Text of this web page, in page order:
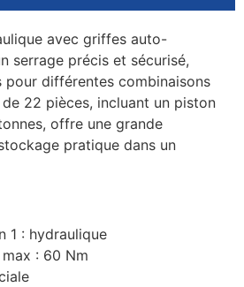
avec griffes auto-
serrage précis et sécurisé,
différentes combinaisons
22 pièces, incluant un piston
offre une grande
pratique dans un
1 : hydraulique
: 60 Nm